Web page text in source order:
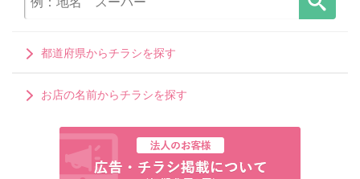
都道府県からチラシを探す
お店の名前からチラシを探す